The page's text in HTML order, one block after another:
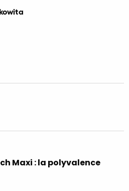
Maxi : la polyvalence